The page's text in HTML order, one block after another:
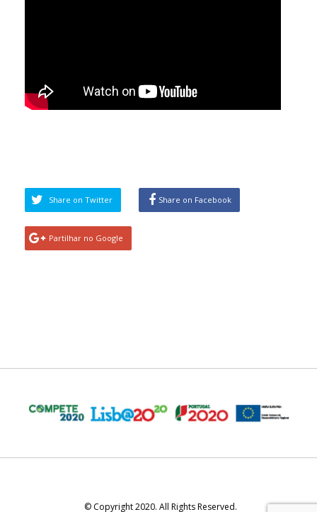
Share on Twitter Share on Facebook
Partilhar no Google
© Copyright 2020. All Rights Reserved.